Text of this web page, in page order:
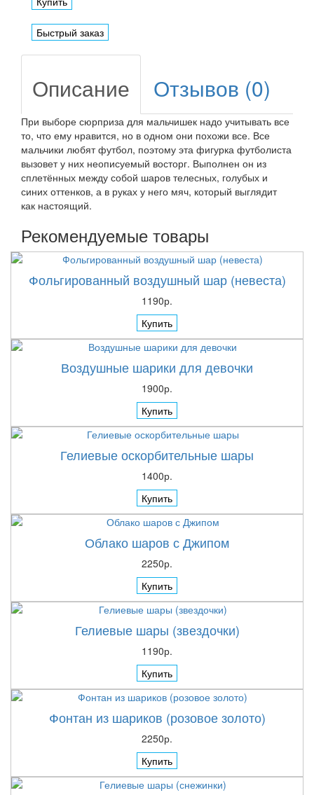
Быстрый заказ
Описание Отзывов (0)
При выборе сюрприза для мальчишек надо учитывать все
то, что ему нравится, но в одном они похожи все. Все
мальчики любят футбол, поэтому эта фигурка футболиста
вызовет у них неописуемый восторг. Выполнен он из
сплетённых между собой шаров телесных, голубых и
синих оттенков, а в руках у него мяч, который выглядит
как настоящий.
Рекомендуемые товары
Фольгированный воздушный шар (невеста)
1190р.
Купить
Воздушные шарики для девочки
1900р.
Купить
Гелиевые оскорбительные шары
1400р.
Купить
Облако шаров с Джипом
2250р.
Купить
Гелиевые шары (звездочки)
1190р.
Купить
Фонтан из шариков (розовое золото)
2250р.
Купить